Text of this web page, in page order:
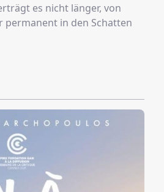
es nicht länger, von
permanent in den Schatten